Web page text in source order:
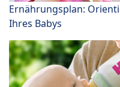
Ernährungsplan:
Ihres Babys